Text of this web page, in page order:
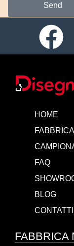
Send
HOME
FAQ
BLOG
CONTATTI
FABBRICA